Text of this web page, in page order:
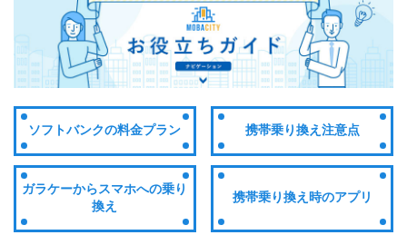
ソフトバンクの料金プラン 携帯乗り換え注意点
ガラケーからスマホへの乗り
換え
携帯乗り換え時のアプリ